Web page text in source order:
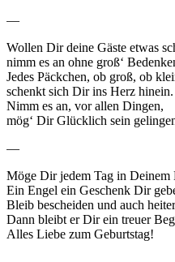
—
Wollen Dir deine Gäste etwas
nimm es an ohne groß‘
Jedes Päckchen, ob groß, ob
schenkt sich Dir ins Herz hinein.
Nimm es an, vor allen Dingen,
mög‘ Dir Glücklich sein
—
Möge Dir jedem Tag in Deinem
Ein Engel ein Geschenk Dir
Bleib bescheiden und auch
Dann bleibt er Dir ein treuer
Alles Liebe zum Geburtstag!